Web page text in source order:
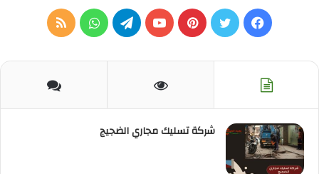
فيسبوكتويتر بينتيريستيوتيوبتيلقرامواتسابملخص
RSS
شركة تسليك مجاري الضجيج